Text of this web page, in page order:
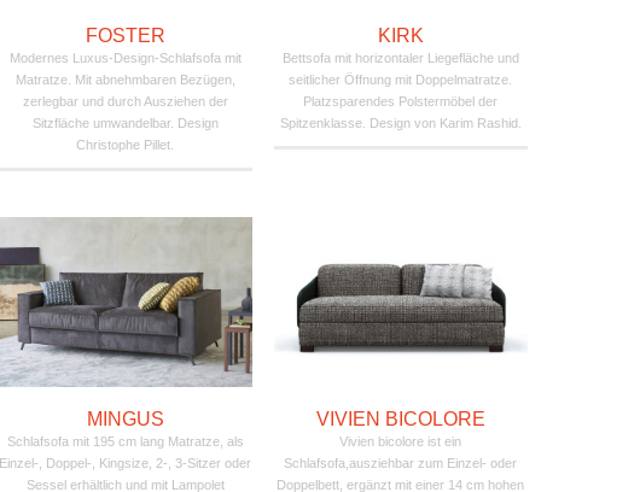
FOSTER
Modernes Luxus-Design-Schlafsofa mit
Matratze. Mit abnehmbaren Bezügen,
zerlegbar und durch Ausziehen der
Sitzfläche umwandelbar. Design
Christophe Pillet.
KIRK
Bettsofa mit horizontaler Liegefläche und
seitlicher Öffnung mit Doppelmatratze.
Platzsparendes Polstermöbel der
Spitzenklasse. Design von Karim Rashid.
MINGUS
Schlafsofa mit 195 cm lang Matratze, als
Einzel-, Doppel-, Kingsize, 2-, 3-Sitzer oder
Sessel erhältlich und mit Lampolet
VIVIEN BICOLORE
Vivien bicolore ist ein
Schlafsofa,ausziehbar zum Einzel- oder
Doppelbett, ergänzt mit einer 14 cm hohen